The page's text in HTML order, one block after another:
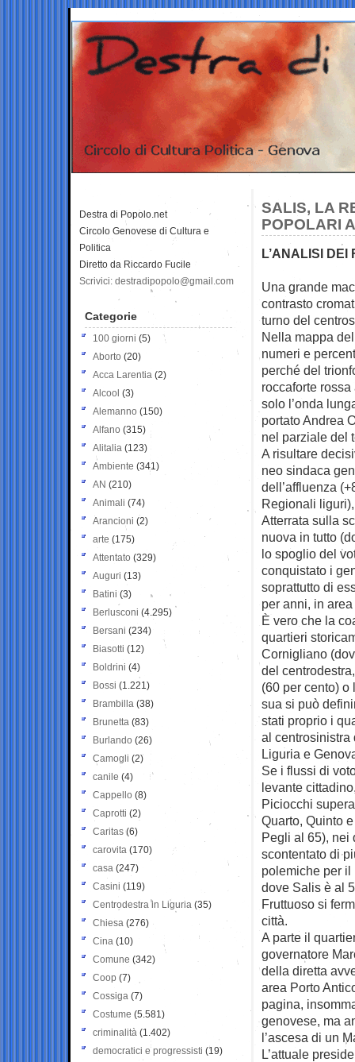
SALIS, LA
POPOLARI
L’ANALISI DEI
Una grande
contrasto
turno del
Nella mappa
numeri e
perché del
roccaforte
solo l’onda
portato Andrea
nel parziale del
A risultare
neo sindaca
dell’affluenza
Regionali
Atterrata sulla
nuova in tutto
lo spoglio del
conquistato i
soprattutto di
per anni, in
È vero che la
quartieri
Cornigliano
del
(60 per cento)
sua si può
stati proprio i
al centrosinistra
Liguria e
Se i flussi di
levante
Piciocchi
Quarto, Quinto
Pegli al 65), nei
scontentato di
polemiche per
dove Salis è al
Fruttuoso si
città.
A parte il
governatore
della diretta
area Porto
pagina,
genovese, ma
l’ascesa di un
L’attuale
Destra di Popolo.net
Circolo Genovese di Cultura e
Politica
Diretto da Riccardo Fucile
Scrivici: destradipopolo@gmail.com
Categorie
100 giorni (5)
Aborto (20)
Acca Larentia (2)
Alcool (3)
Alemanno (150)
Alfano (315)
Alitalia (123)
Ambiente (341)
AN (210)
Animali (74)
Arancioni (2)
arte (175)
Attentato (329)
Auguri (13)
Batini (3)
Berlusconi (4.295)
Bersani (234)
Biasotti (12)
Boldrini (4)
Bossi (1.221)
Brambilla (38)
Brunetta (83)
Burlando (26)
Camogli (2)
canile (4)
Cappello (8)
Caprotti (2)
Caritas (6)
carovita (170)
casa (247)
Casini (119)
Centrodestra in Liguria (35)
Chiesa (276)
Cina (10)
Comune (342)
Coop (7)
Cossiga (7)
Costume (5.581)
criminalità (1.402)
democratici e progressisti (19)